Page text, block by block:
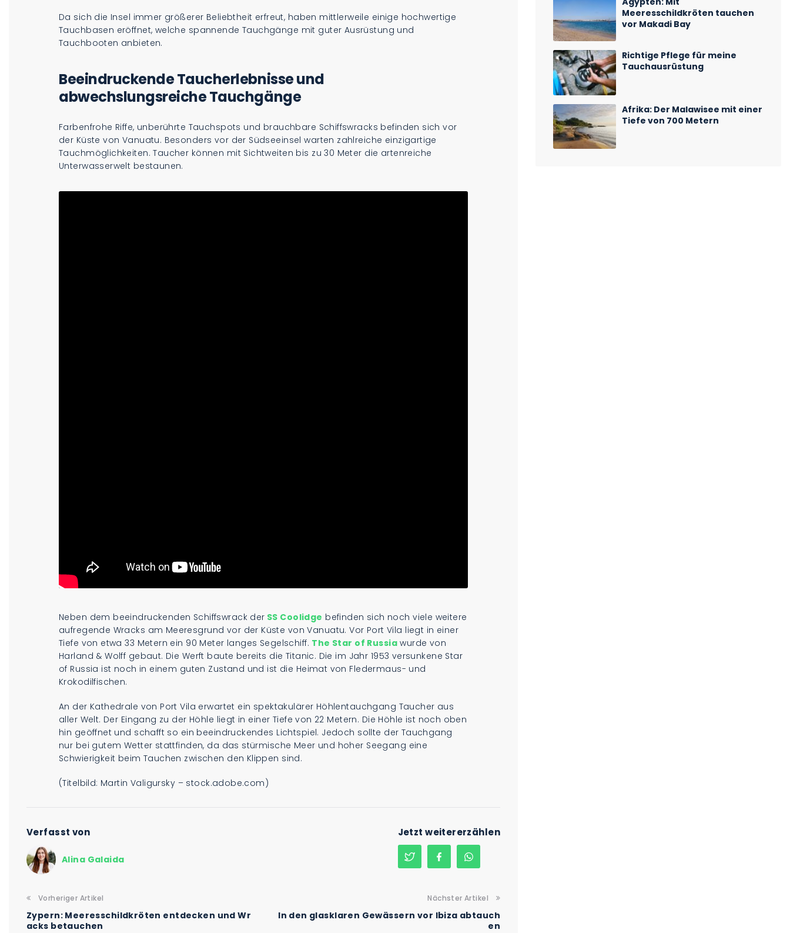
Da sich die Insel immer größerer Beliebtheit erfreut, haben mittlerweile einige hochwertige
Tauchbasen eröffnet, welche spannende Tauchgänge mit guter Ausrüstung und
Tauchbooten anbieten.
Beeindruckende Taucherlebnisse und
abwechslungsreiche Tauchgänge
Farbenfrohe Riffe, unberührte Tauchspots und brauchbare Schiffswracks befinden sich vor
der Küste von Vanuatu. Besonders vor der Südseeinsel warten zahlreiche einzigartige
Tauchmöglichkeiten. Taucher können mit Sichtweiten bis zu 30 Meter die artenreiche
Unterwasserwelt bestaunen.
Neben dem beeindruckenden Schiffswrack der SS Coolidge befinden sich noch viele weitere
aufregende Wracks am Meeresgrund vor der Küste von Vanuatu. Vor Port Vila liegt in einer
Tiefe von etwa 33 Metern ein 90 Meter langes Segelschiff. The Star of Russiawurde von
Harland & Wolff gebaut. Die Werft baute bereits die Titanic. Die im Jahr 1953 versunkene Star
of Russia ist noch in einem guten Zustand und ist die Heimat von Fledermaus- und
Krokodilfischen.
An der Kathedrale von Port Vila erwartet ein spektakulärer Höhlentauchgang Taucher aus
aller Welt. Der Eingang zu der Höhle liegt in einer Tiefe von 22 Metern. Die Höhle ist noch oben
hin geöffnet und schafft so ein beeindruckendes Lichtspiel. Jedoch sollte der Tauchgang
nur bei gutem Wetter stattfinden, da das stürmische Meer und hoher Seegang eine
Schwierigkeit beim Tauchen zwischen den Klippen sind.
(Titelbild: Martin Valigursky – stock.adobe.com)
Verfasst von
Alina Galaida
Jetzt weitererzählen
Vorheriger Artikel
Zypern: Meeresschildkröten entdecken und Wr
acks betauchen
Nächster Artikel
In den glasklaren Gewässern vor Ibiza abtauch
en
Meeresschildkröten tauchen
vor Makadi Bay
Richtige Pflege für meine
Tauchausrüstung
Afrika: Der Malawisee mit einer
Tiefe von 700 Metern